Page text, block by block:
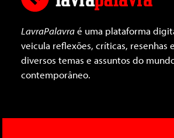
LavraPalavraé uma plataforma
veicula reflexões, críticas, resenhas
diversos temas e assuntos do
contemporâneo.